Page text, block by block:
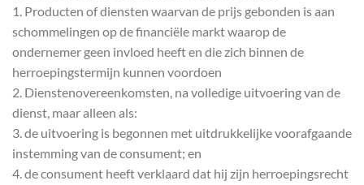
1. Producten of diensten waarvan de prijs gebonden is aan
schommelingen op de financiële markt waarop de
ondernemer geen invloed heeft en die zich binnen de
herroepingstermijn kunnen voordoen
2. Dienstenovereenkomsten, na volledige uitvoering van de
dienst, maar alleen als:
3. de uitvoering is begonnen met uitdrukkelijke voorafgaande
instemming van de consument; en
4. de consument heeft verklaard dat hij zijn herroepingsrecht